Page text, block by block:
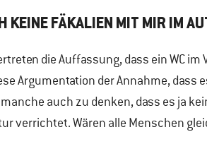
KEINE FÄKALIEN MIT MIR IM
die Auffassung, dass ein WC im
Argumentation der Annahme, dass
auch zu denken, dass es ja
verrichtet. Wären alle Menschen